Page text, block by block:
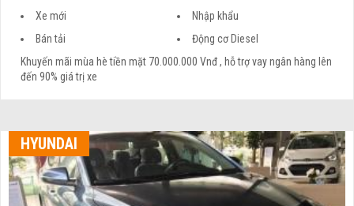
Xe mới
Nhập khẩu
Bán tải
Động cơ Diesel
Khuyến mãi mùa hè tiền mặt 70.000.000 Vnđ , hỗ trợ vay ngân hàng lên
đến 90% giá trị xe
HYUNDAI